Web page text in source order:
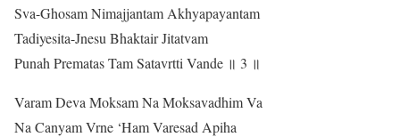
Sva-Ghosam Nimajjantam Akhyapayantam
Tadiyesita-Jnesu Bhaktair Jitatvam
Punah Prematas Tam Satavrtti Vande ॥ 3 ॥
Varam Deva Moksam Na Moksavadhim Va
Na Canyam Vrne ‘Ham Varesad Apiha